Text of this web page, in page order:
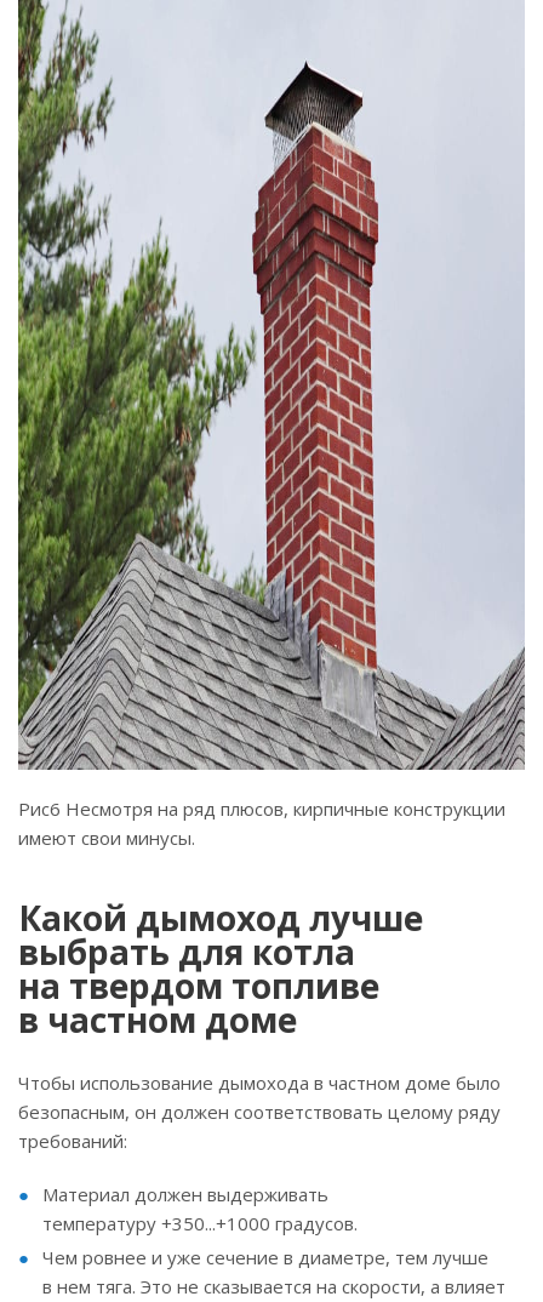
Рис6 Несмотря на ряд плюсов, кирпичные конструкции
имеют свои минусы.
Какой дымоход лучше
выбрать для котла
на твердом топливе
в частном доме
Чтобы использование дымохода в частном доме было
безопасным, он должен соответствовать целому ряду
требований:
Материал должен выдерживать
температуру +350...+1000 градусов.
Чем ровнее и уже сечение в диаметре, тем лучше
в нем тяга. Это не сказывается на скорости, а влияет